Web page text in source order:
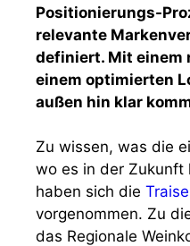
Positionierungs-
relevante
definiert. Mit einem
einem optimierten
außen hin klar
Zu wissen, was die
wo es in der Zukunft
haben sich die
vorgenommen. Zu
das Regionale